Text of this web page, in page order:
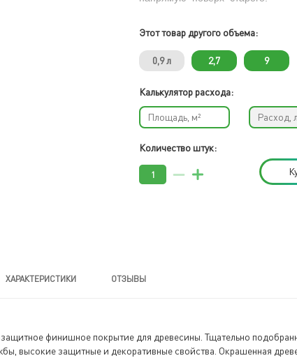
Этот товар другого объема:
0,9 л 2,7 9
Калькулятор расхода:
Количество штук:
ХАРАКТЕРИСТИКИ ОТЗЫВЫ
финишное покрытие для древесины. Тщательно
высокие защитные и декоративные свойства. Окрашенная